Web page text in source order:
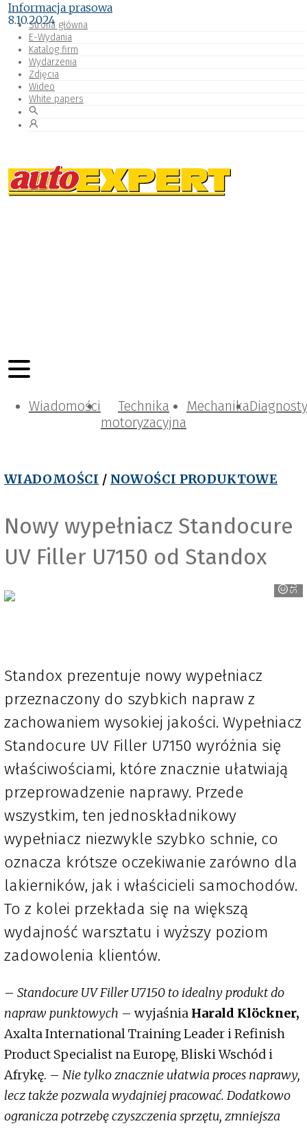
Strona główna
E-Wydania
Katalog firm
Wydarzenia
Zdjęcia
Wideo
White papers
Wiadomości
Technika
motoryzacyjna
Mechanika
WIADOMOŚCI / NOWOŚCI PRODUKTOWE
Nowy wypełniacz Standocure
UV Filler U7150 od Standox
Standox
Informacja prasowa
8.10.2024
Standox prezentuje nowy wypełniacz
przeznaczony do szybkich napraw z
zachowaniem wysokiej jakości. Wypełniacz
Standocure UV Filler U7150 wyróżnia się
właściwościami, które znacznie ułatwiają
przeprowadzenie naprawy. Przede
wszystkim, ten jednoskładnikowy
wypełniacz niezwykle szybko schnie, co
oznacza krótsze oczekiwanie zarówno dla
lakierników, jak i właścicieli samochodów.
To z kolei przekłada się na większą
wydajność warsztatu i wyższy poziom
zadowolenia klientów.
– Standocure UV Filler U7150 to idealny produkt do
napraw punktowych – wyjaśnia Harald Klöckner,
Axalta International Training Leader i Refinish
Product Specialist na Europę, Bliski Wschód i
Afrykę. – Nie tylko znacznie ułatwia proces naprawy,
lecz także pozwala wydajniej pracować. Dodatkowo
ogranicza potrzebę czyszczenia sprzętu, zmniejsza